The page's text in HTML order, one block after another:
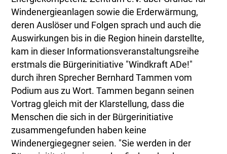
Windenergieanlagen sowie die Erderwärmung,
deren Auslöser und Folgen sprach und auch die
Auswirkungen bis in die Region hinein darstellte,
kam in dieser Informationsveranstaltungsreihe
erstmals die Bürgerinitiative "Windkraft ADe!"
durch ihren Sprecher Bernhard Tammen vom
Podium aus zu Wort. Tammen begann seinen
Vortrag gleich mit der Klarstellung, dass die
Menschen die sich in der Bürgerinitiative
zusammengefunden haben keine
Windenergiegegner seien. "Sie werden in der